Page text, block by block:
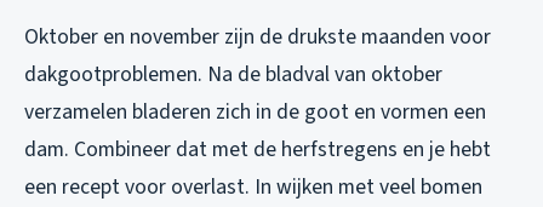
Oktober en november zijn de drukste maanden voor
dakgootproblemen. Na de bladval van oktober
verzamelen bladeren zich in de goot en vormen een
dam. Combineer dat met de herfstregens en je hebt
een recept voor overlast. In wijken met veel bomen